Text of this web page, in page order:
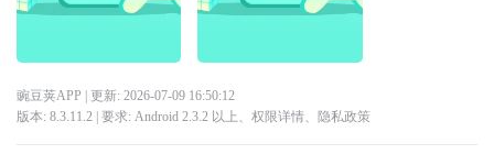
豌豆荚APP | 更新: 2026-07-09 16:50:12
版本: 8.3.11.2| 要求: Android 2.3.2 以上、 权限详情、 隐私政策